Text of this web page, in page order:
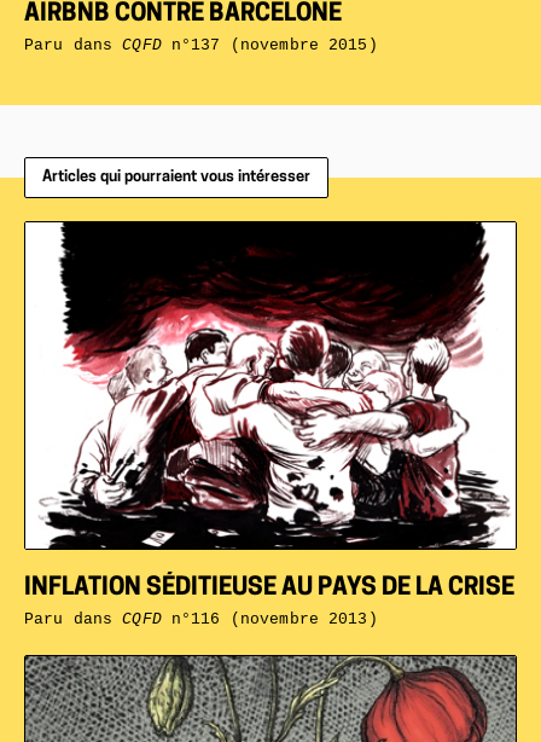
AIRBNB CONTRE BARCELONE
Paru dansCQFDn°137 (novembre 2015)
Articles qui pourraient vous intéresser
INFLATION SÉDITIEUSE AU PAYS DE LA CRISE
Paru dansCQFDn°116 (novembre 2013)